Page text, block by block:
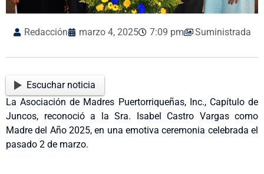
Redacción marzo 4, 2025 7:09 pm Suministrada
Escuchar noticia
La Asociación de Madres Puertorriqueñas, Inc., Capítulo de
Juncos, reconoció a la Sra. Isabel Castro Vargas como
Madre del Año 2025, en una emotiva ceremonia celebrada el
pasado 2 de marzo.